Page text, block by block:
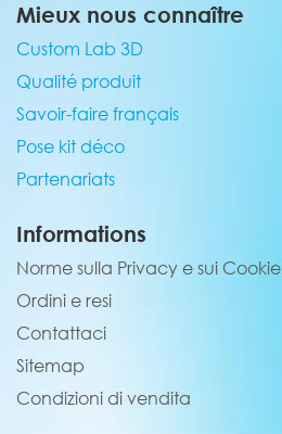
Mieux nous connaître
Custom Lab 3D
Qualité produit
Savoir-faire français
Pose kit déco
Partenariats
Informations
Norme sulla Privacy e sui Cookie
Ordini e resi
Contattaci
Sitemap
Condizioni di vendita